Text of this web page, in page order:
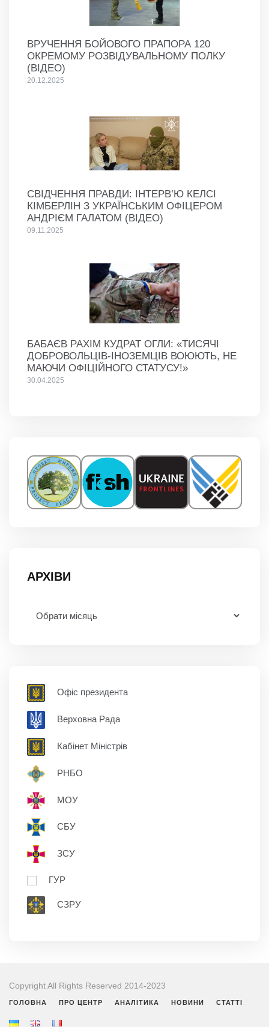
ВРУЧЕННЯ БОЙОВОГО ПРАПОРА 120
ОКРЕМОМУ РОЗВІДУВАЛЬНОМУ ПОЛКУ
(ВІДЕО)
20.12.2025
СВІДЧЕННЯ ПРАВДИ: ІНТЕРВ’Ю КЕЛСІ
КІМБЕРЛІН З УКРАЇНСЬКИМ ОФІЦЕРОМ
АНДРІЄМ ГАЛАТОМ (ВІДЕО)
09.11.2025
БАБАЄВ РАХІМ КУДРАТ ОГЛИ: «ТИСЯЧІ
ДОБРОВОЛЬЦІВ-ІНОЗЕМЦІВ ВОЮЮТЬ, НЕ
МАЮЧИ ОФІЦІЙНОГО СТАТУСУ!»
30.04.2025
АРХІВИ
Офіс президента
Верховна Рада
Кабінет Міністрів
РНБО
МОУ
СБУ
ЗСУ
ГУР
СЗРУ
Copyright All Rights Reserved 2014-2023
ГОЛОВНА ПРО ЦЕНТР АНАЛІТИКА НОВИНИ СТАТТІ